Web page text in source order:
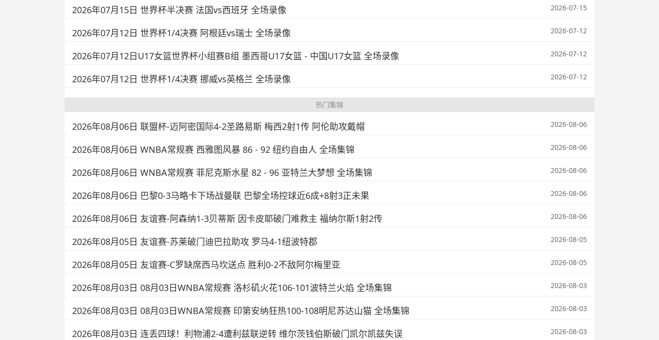
2026年07月15日 世界杯半决赛 法国vs西班牙 全场录像 2026-07-15
2026年07月12日 世界杯1/4决赛 阿根廷vs瑞士 全场录像 2026-07-12
2026年07月12日U17女篮世界杯小组赛B组 墨西哥U17女篮 - 中国U17女篮 全场录像 2026-07-12
2026年07月12日 世界杯1/4决赛 挪威vs英格兰 全场录像 2026-07-12
热门集锦
2026年08月06日 联盟杯-迈阿密国际4-2圣路易斯 梅西2射1传 阿伦助攻戴帽 2026-08-06
2026年08月06日 WNBA常规赛 西雅图风暴 86 - 92 纽约自由人 全场集锦 2026-08-06
2026年08月06日 WNBA常规赛 菲尼克斯水星 82 - 96 亚特兰大梦想 全场集锦 2026-08-06
2026年08月06日 巴黎0-3马略卡下场战曼联 巴黎全场控球近6成+8射3正未果 2026-08-06
2026年08月06日 友谊赛-阿森纳1-3贝蒂斯 因卡皮耶破门难救主 福纳尔斯1射2传 2026-08-06
2026年08月05日 友谊赛-苏莱破门迪巴拉助攻 罗马4-1纽波特郡 2026-08-05
2026年08月05日 友谊赛-C罗缺席西马坎送点 胜利0-2不敌阿尔梅里亚 2026-08-05
2026年08月03日 08月03日WNBA常规赛 洛杉矶火花106-101波特兰火焰 全场集锦 2026-08-03
2026年08月03日 08月03日WNBA常规赛 印第安纳狂热100-108明尼苏达山猫 全场集锦 2026-08-03
2026年08月03日 连丢四球！利物浦2-4遭利兹联逆转 维尔茨钱伯斯破门凯尔凯兹失误 2026-08-03